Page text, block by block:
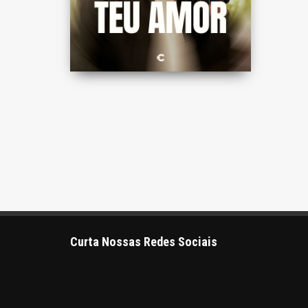
Curta Nossas Redes Sociais